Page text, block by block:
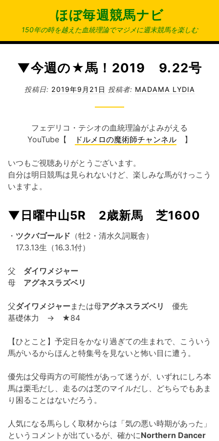
ン
ほぼ毎週競馬ナビ
150年の時を越えた血統理論でマジメに週末競馬を楽しむ
▼今週の★馬！2019 9.22号
投稿日: 2019年9月21日 投稿者: MADAMA LYDIA
フェデリコ・テシオの血統理論がよみがえる
YouTube【
ドルメロの魔術師チャンネル】
いつもご視聴ありがとうございます。
自分は明日競馬は見られないけど、楽しみな馬がけっこう
いますよ。
▼日曜中山5R 2歳新馬 芝1600
・ ツクバゴールド （牡2・清水久詞厩舎）
17.3.13生（16.3.1付）
父 ダイワメジャー
母 アグネスラズベリ
父ダイワメジャーまたは母アグネスラズベリ
優先
基礎体力 → ★84
【ひとこと】予定日をかなり過ぎての生まれで、こういう
馬がいるからほんと特集号を見ないと怖い目に遭う。
優先は父母両方の可能性があって迷うが、いずれにしろ本
馬は栗毛だし、走るのは芝のマイルだし、どちらでもあま
り困ることはないだろう。
人気になる馬らしく取材からは「気の悪い時期があった」
というコメントが出ているが、確かにNorthern Dancer